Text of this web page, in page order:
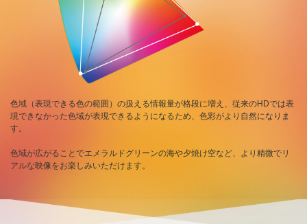
色域（表現できる色の範囲）の扱える情報量が格段に増え、従来のHDでは表
現できなかった色域が表現できるようになるため、色彩がより自然になりま
す。
色域が広がることでエメラルドグリーンの海や夕焼け空など、より精微でリ
アルな映像をお楽しみいただけます。